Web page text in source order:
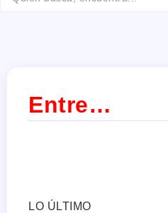
Entre…
LO ÚLTIMO